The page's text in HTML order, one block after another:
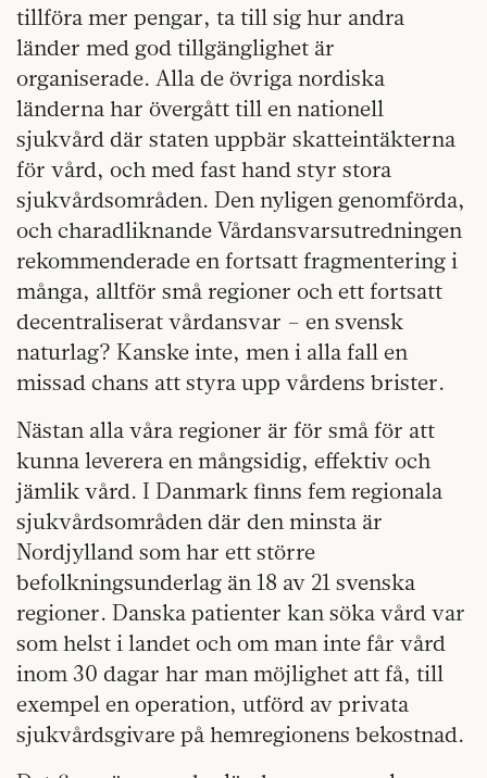
tillföra mer pengar, ta till sig hur andra
länder med god tillgänglighet är
organiserade. Alla de övriga nordiska
länderna har övergått till en nationell
sjukvård där staten uppbär skatteintäkterna
för vård, och med fast hand styr stora
sjukvårdsområden. Den nyligen genomförda,
och charadliknande Vårdansvarsutredningen
rekommenderade en fortsatt fragmentering i
många, alltför små regioner och ett fortsatt
decentraliserat vårdansvar – en svensk
naturlag? Kanske inte, men i alla fall en
missad chans att styra upp vårdens brister.
Nästan alla våra regioner är för små för att
kunna leverera en mångsidig, effektiv och
jämlik vård. I Danmark finns fem regionala
sjukvårdsområden där den minsta är
Nordjylland som har ett större
befolkningsunderlag än 18 av 21 svenska
regioner. Danska patienter kan söka vård var
som helst i landet och om man inte får vård
inom 30 dagar har man möjlighet att få, till
exempel en operation, utförd av privata
sjukvårdsgivare på hemregionens bekostnad.